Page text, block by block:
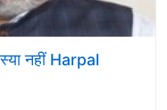
नहीं Harpal